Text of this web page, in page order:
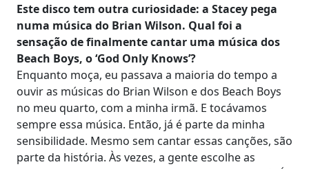
Este disco tem outra curiosidade: a Stacey pega
numa música do Brian Wilson. Qual foi a
sensação de finalmente cantar uma música dos
Beach Boys, o ‘God Only Knows’?
Enquanto moça, eu passava a maioria do tempo a
ouvir as músicas do Brian Wilson e dos Beach Boys
no meu quarto, com a minha irmã. E tocávamos
sempre essa música. Então, já é parte da minha
sensibilidade. Mesmo sem cantar essas canções, são
parte da história. Às vezes, a gente escolhe as